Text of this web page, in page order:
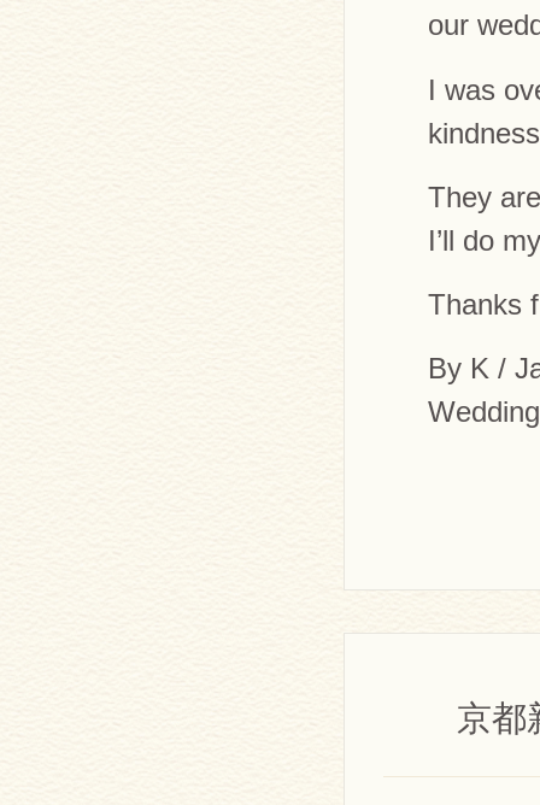
our
I was
They
I’ll do
Thanks
By K /
京都